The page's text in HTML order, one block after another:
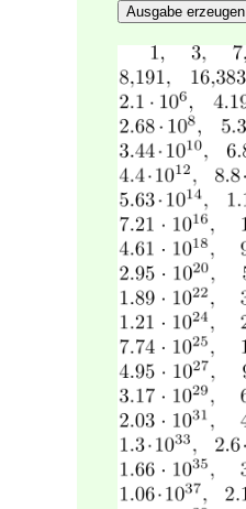
Ausgabe erzeugen